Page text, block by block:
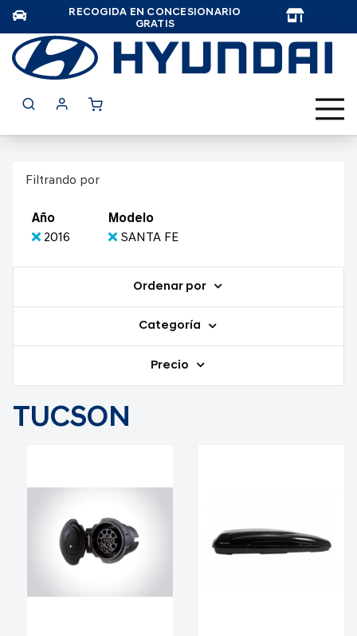
RECOGIDA EN CONCESIONARIO
GRATIS
Filtrando por
Año
2016
Modelo
SANTA FE
Ordenar por
Categoría
Precio
TUCSON